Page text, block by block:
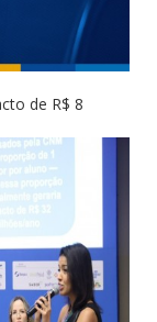
de R$ 8